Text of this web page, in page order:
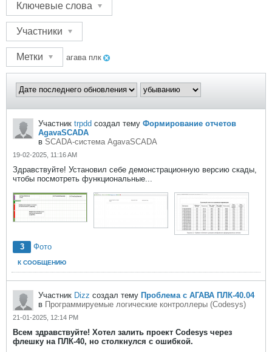
Ключевые слова
Участники
Метки агава плк
Участник trpdd создал тему Формирование отчетов
AgavaSCADA
в SCADA-система AgavaSCADA
19-02-2025, 11:16 AM
Здравствуйте! Установил себе демонстрационную версию скады,
чтобы посмотреть функциональные...
3 Фото
К СООБЩЕНИЮ
Участник Dizz создал тему Проблема с АГАВА ПЛК-40.04
в Программируемые логические контроллеры (Codesys)
21-01-2025, 12:14 PM
Всем здравствуйте! Хотел залить проект Codesys через
флешку на ПЛК-40, но столкнулся с ошибкой.